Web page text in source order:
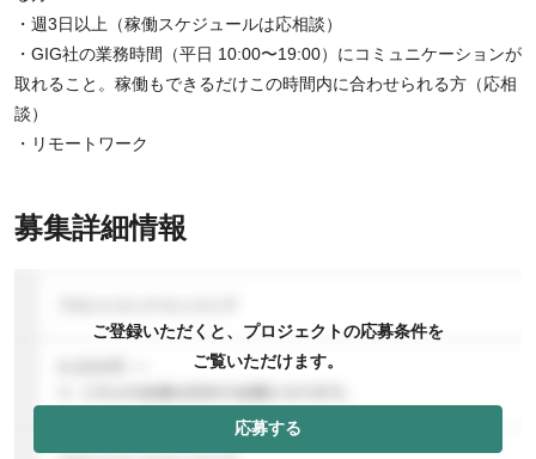
・週3日以上（稼働スケジュールは応相談）
・GIG社の業務時間（平日 10:00〜19:00）にコミュニケーションが
取れること。稼働もできるだけこの時間内に合わせられる方（応相
談）
・リモートワーク
募集詳細情報
ご登録いただくと、プロジェクトの応募条件を
ご覧いただけます。
応募する